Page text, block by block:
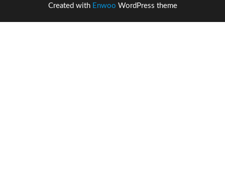
Created with Enwoo WordPress theme